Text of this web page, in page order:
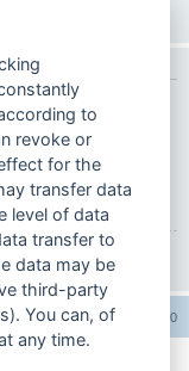
zu können. Die
ermöglicht dir, auf
kann registrierten
Bitte beachte auch die
bewegst.
Alle Zeiten sindUTC+02:00
to
revoke or
for the
transfer data
level of data
transfer to
data may be
third-party
You can, of
any time.